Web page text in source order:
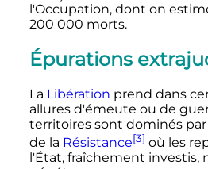
l'Occupation, dont on
200 000 morts.
Épurations
La Libération prend dans
allures d'émeute ou de
territoires sont dominés par
de la Résistance[3] où les
l'État, fraîchement investis,